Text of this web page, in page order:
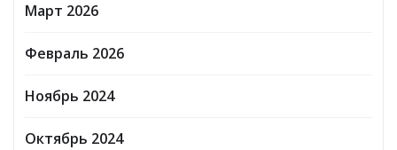
Март 2026
Февраль 2026
Ноябрь 2024
Октябрь 2024